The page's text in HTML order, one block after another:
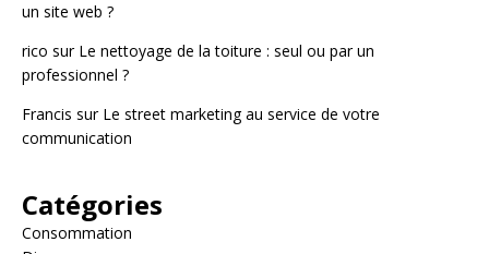
un site web ?
rico sur Le nettoyage de la toiture : seul ou par un
professionnel ?
Francis sur Le street marketing au service de votre
communication
Catégories
Consommation